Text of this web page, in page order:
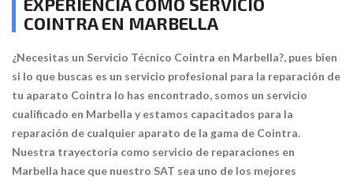
COINTRA EN MARBELLA
¿Necesitas un Servicio Técnico Cointra en Marbella?, pues bien
si lo que buscas es un servicio profesional para la reparación de
tu aparato Cointra lo has encontrado, somos un servicio
cualificado en Marbella y estamos capacitados para la
reparación de cualquier aparato de la gama de Cointra.
Nuestra trayectoria como servicio de reparaciones en
Marbella hace que nuestro SAT sea uno de los mejores